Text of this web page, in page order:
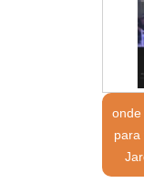
onde
para